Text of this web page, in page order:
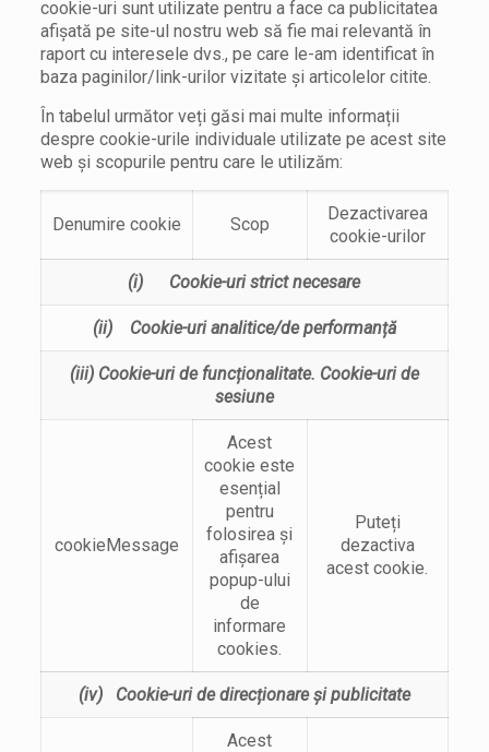
cookie-uri sunt utilizate pentru a face ca publicitatea
afișată pe site-ul nostru web să fie mai relevantă în
raport cu interesele dvs., pe care le-am identificat în
baza paginilor/link-urilor vizitate și articolelor citite.
În tabelul următor veți găsi mai multe informații
despre cookie-urile individuale utilizate pe acest site
web și scopurile pentru care le utilizăm:
Denumire cookie Scop
Dezactivarea
cookie-urilor
(i) Cookie-uri strict necesare
(ii) Cookie-uri analitice/de performanță
(iii) Cookie-uri de funcționalitate. Cookie-uri de
sesiune
cookieMessage
Acest
cookie este
esențial
pentru
folosirea şi
afişarea
popup-ului
de
informare
cookies.
Puteți
dezactiva
acest cookie.
(iv) Cookie-uri de direcționare și publicitate
Acest